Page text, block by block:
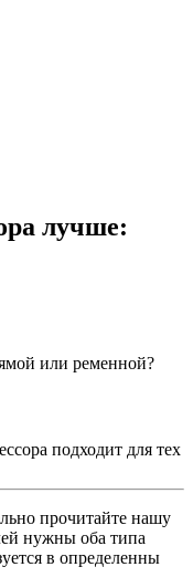
лучше:
или ременной?
подходит для тех
прочитайте нашу
нужны оба типа
в определенны